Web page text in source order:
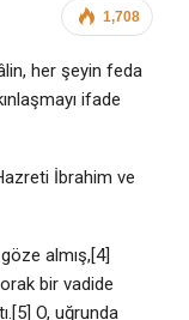
1,708
her şeyin feda
ifade
İbrahim ve
almış,[4]
bir vadide
O, uğrunda